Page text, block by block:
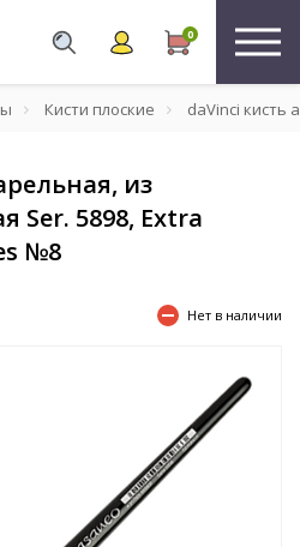
0
Кисти плоские daVinci кисть
из
Ser. 5898, Extra
№8
Нет в наличии